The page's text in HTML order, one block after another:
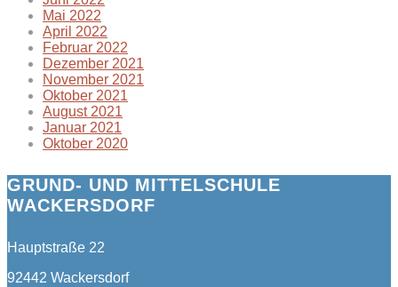
Mai 2022
April 2022
Februar 2022
Dezember 2021
November 2021
Oktober 2021
August 2021
Januar 2021
Oktober 2020
GRUND- UND MITTELSCHULE
WACKERSDORF
Hauptstraße 22
92442 Wackersdorf